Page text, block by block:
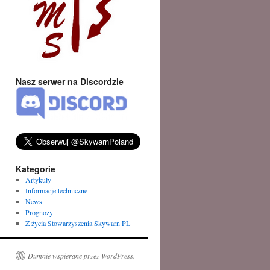
Nasz serwer na Discordzie
Kategorie
Artykuły
Informacje techniczne
News
Prognozy
Z życia Stowarzyszenia Skywarn PL
Dumnie wspierane przez WordPress.